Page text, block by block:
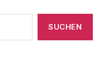
SUCHEN